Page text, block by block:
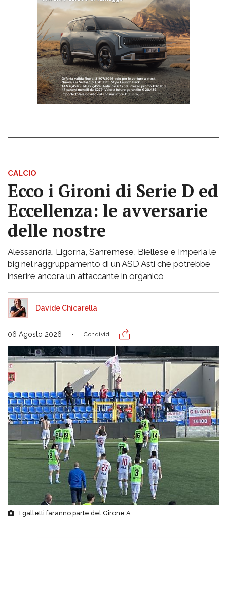
CALCIO
Ecco i Gironi di Serie D ed
Eccellenza: le avversarie
delle nostre
Alessandria, Ligorna, Sanremese, Biellese e Imperia le
big nel raggruppamento di un ASD Asti che potrebbe
inserire ancora un attaccante in organico
Davide Chicarella
06 Agosto 2026 Condividi
I galletti faranno parte del Girone A